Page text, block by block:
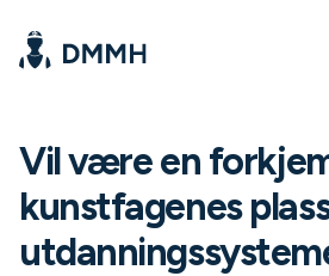
Vil være en
kunstfagenes